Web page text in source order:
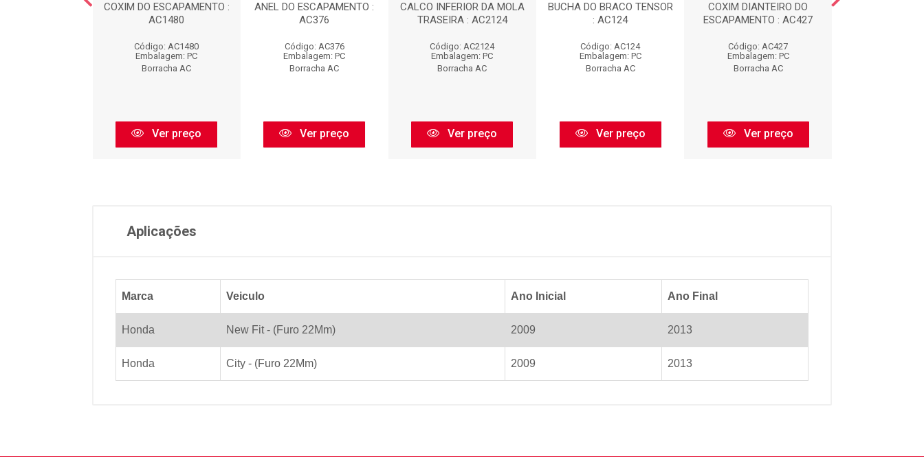
COXIM DO ESCAPAMENTO :
AC1480
Código: AC1480
Embalagem: PC
Borracha AC
Ver preço
ANEL DO ESCAPAMENTO :
AC376
Código: AC376
Embalagem: PC
Borracha AC
Ver preço
CALCO INFERIOR DA MOLA
TRASEIRA : AC2124
Código: AC2124
Embalagem: PC
Borracha AC
Ver preço
BUCHA DO BRACO TENSOR
: AC124
Código: AC124
Embalagem: PC
Borracha AC
Ver preço
COXIM DIANTEIRO DO
ESCAPAMENTO : AC427
Código: AC427
Embalagem: PC
Borracha AC
Ver preço
Aplicações
Marca Veiculo Ano Inicial Ano Final
Honda New Fit - (Furo 22Mm) 2009 2013
Honda City - (Furo 22Mm) 2009 2013